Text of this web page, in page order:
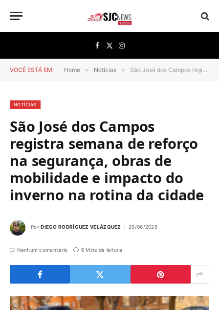
Facebook
X
(Twitter)
Instagram
VOCÊ ESTÁ EM: Home » Notícias » São José dos Campos registra semana de reforço na segurança, obras de mobilidade e impacto do inverno na rotina da cidade
NOTÍCIAS
São José dos Campos
registra semana de reforço
na segurança, obras de
mobilidade e impacto do
inverno na rotina da cidade
Por DIEGO RODRÍGUEZ VELÁZQUEZ 29/06/2026
Nenhum comentário 6 Mins de leitura